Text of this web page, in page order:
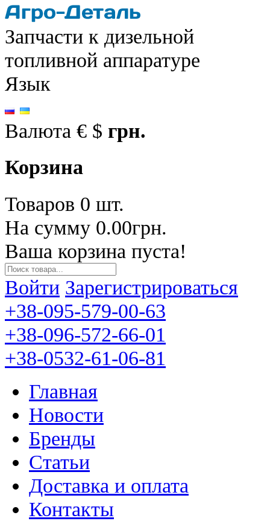
Запчасти к дизельной
топливной аппаратуре
Язык
Валюта € $ грн.
Корзина
Товаров 0 шт.
На сумму 0.00грн.
Ваша корзина пуста!
Войти Зарегистрироваться
+38-095-579-00-63
+38-096-572-66-01
+38-0532-61-06-81
Главная
Новости
Бренды
Статьи
Доставка и оплата
Контакты